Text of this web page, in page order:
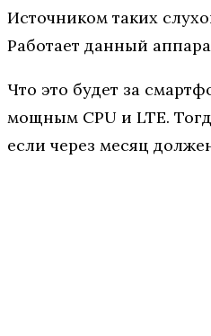
Источником таких
Работает данный
Что это будет за
мощным CPU и LTE.
если через месяц